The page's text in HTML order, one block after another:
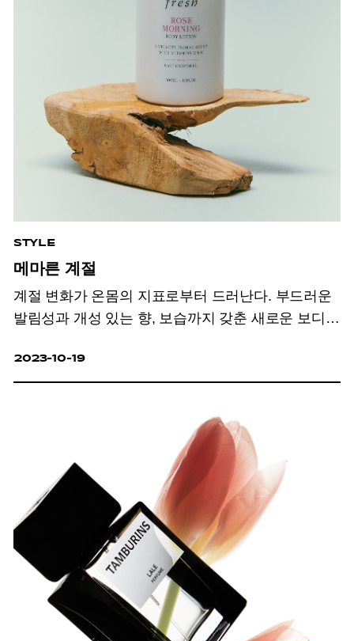
STYLE
메마른 계절
계절 변화가 온몸의 지표로부터 드러난다. 부드러운
발림성과 개성 있는 향, 보습까지 갖춘 새로운 보디 &
2023-10-19